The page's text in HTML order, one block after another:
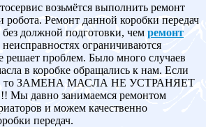
возьмётся выполнить ремонт
робота. Ремонт данной коробки передач
без должной подготовки, чем ремонт
ограничиваются
решает проблем. Было много случаев
в коробке обращались к нам. Если
то ЗАМЕНА МАСЛА НЕ УСТРАНЯЕТ
давно занимаемся ремонтом
и можем качественно
передач.